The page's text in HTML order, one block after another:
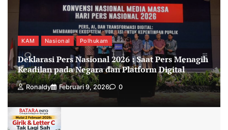
KAM Nasional Polhukam
Deklarasi Pers Nasional 2026 : Saat Pers Menagih
Keadilan pada Negara dan Platform Digital
Ronaldy Februari 9, 2026 0